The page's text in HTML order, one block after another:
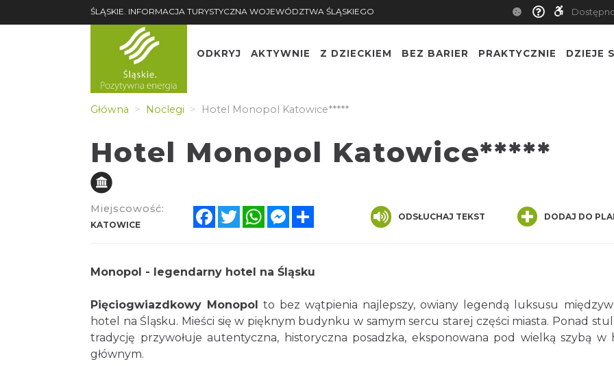
ŚLĄSKIE. INFORMACJA TURYSTYCZNA WOJEWÓDZTWA ŚLĄSKIEGO
ODKRYJ AKTYWNIE Z DZIECKIEM BEZ BARIER PRAKTYCZNIE DZIEJE
Główna Noclegi Hotel Monopol Katowice*****
Hotel Monopol Katowice*****
Miejscowość:
KATOWICE
FacebookTwitterWhatsAppMessenger ODSŁUCHAJ TEKST DODAJ DO
Monopol - legendarny hotel na Śląsku
Pięciogwiazdkowy Monopol to bez wątpienia najlepszy, owiany legendą luksusu
hotel na Śląsku. Mieści się w pięknym budynku w samym sercu starej części miasta. Ponad
tradycję przywołuje autentyczna, historyczna posadzka, eksponowana pod wielką szybą w
głównym.